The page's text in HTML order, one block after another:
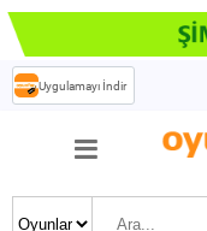
Uygulamayı İndir